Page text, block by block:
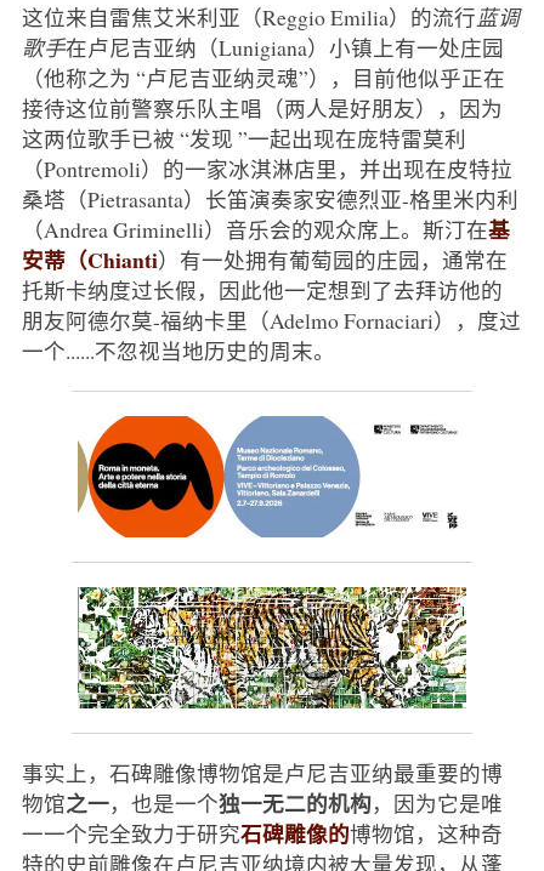
这位来自雷焦艾米利亚（Reggio Emilia）的流行蓝调
歌手在卢尼吉亚纳（Lunigiana）小镇上有一处庄园
（他称之为 “卢尼吉亚纳灵魂”），目前他似乎正在
接待这位前警察乐队主唱（两人是好朋友），因为
这两位歌手已被 “发现 ”一起出现在庞特雷莫利
（Pontremoli）的一家冰淇淋店里，并出现在皮特拉
桑塔（Pietrasanta）长笛演奏家安德烈亚-格里米内利
（Andrea Griminelli）音乐会的观众席上。斯汀在基
安蒂（Chianti）有一处拥有葡萄园的庄园，通常在
托斯卡纳度过长假，因此他一定想到了去拜访他的
朋友阿德尔莫-福纳卡里（Adelmo Fornaciari），度过
一个......不忽视当地历史的周末。
事实上，石碑雕像博物馆是卢尼吉亚纳最重要的博
物馆之一，也是一个独一无二的机构，因为它是唯
一一个完全致力于研究石碑雕像的博物馆，这种奇
特的史前雕像在卢尼吉亚纳境内被大量发现，从蓬